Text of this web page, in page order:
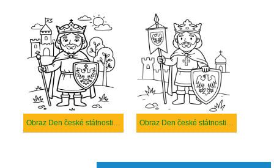
Obraz Den české státnosti zdarma tisknutelné Obraz Den české státnosti zdarma